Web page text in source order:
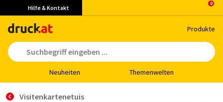
Hilfe & Kontakt
Pro­duk­te
Neu­hei­ten The­men­wel­ten
Visitenkartenetuis